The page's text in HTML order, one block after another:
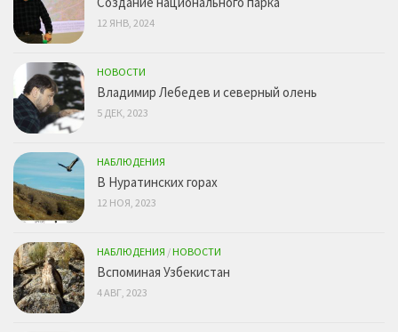
12 ЯНВ, 2024
НОВОСТИ
Владимир Лебедев и северный олень
5 ДЕК, 2023
НАБЛЮДЕНИЯ
В Нуратинских горах
12 НОЯ, 2023
НАБЛЮДЕНИЯ /НОВОСТИ
Вспоминая Узбекистан
4 АВГ, 2023